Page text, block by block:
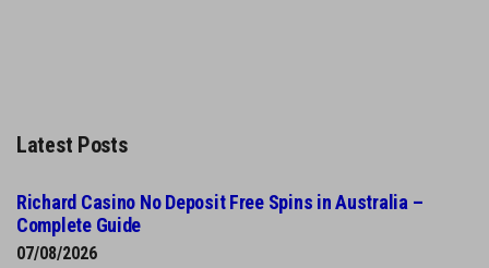
Latest Posts
Richard Casino No Deposit Free Spins in Australia –
Complete Guide
07/08/2026